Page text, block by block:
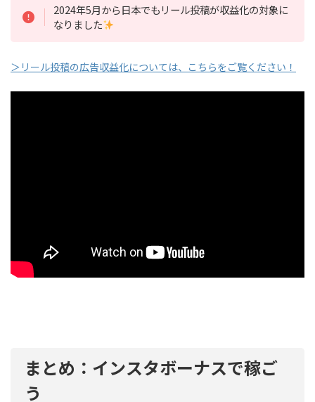
2024年5月から日本でもリール投稿が収益化の対象に
なりました
＞リール投稿の広告収益化については、こちらをご覧ください！
まとめ：インスタボーナスで稼ご
う